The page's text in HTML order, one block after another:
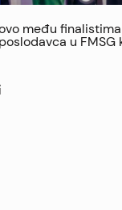
među
u FMSG